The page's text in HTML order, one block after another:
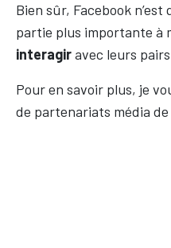
Bien sûr, Facebook
partie plus importante à
interagiravec leurs pairs
Pour en savoir plus, je
de partenariats média